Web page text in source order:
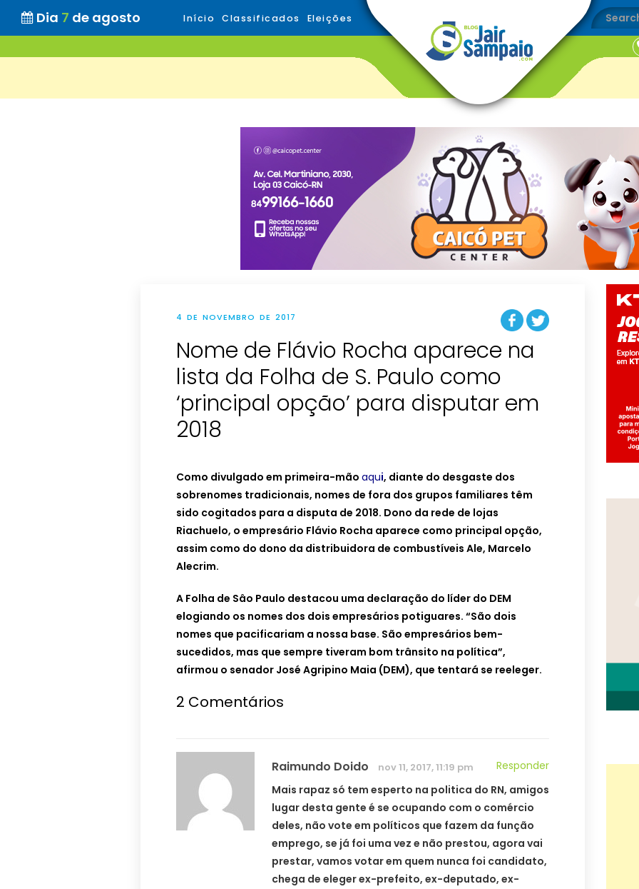
Dia 7 de agosto Início Classificados Eleições
4 DE NOVEMBRO DE 2017
Nome de Flávio Rocha aparece na
lista da Folha de S. Paulo como
‘principal opção’ para disputar em
2018
Como divulgado em primeira-mão aqui, diante do desgaste dos
sobrenomes tradicionais, nomes de fora dos grupos familiares têm
sido cogitados para a disputa de 2018. Dono da rede de lojas
Riachuelo, o empresário Flávio Rocha aparece como principal opção,
assim como do dono da distribuidora de combustíveis Ale, Marcelo
Alecrim.
A Folha de Sâo Paulo destacou uma declaração do líder do DEM
elogiando os nomes dos dois empresários potiguares. “São dois
nomes que pacificariam a nossa base. São empresários bem-
sucedidos, mas que sempre tiveram bom trânsito na política”,
afirmou o senador José Agripino Maia (DEM), que tentará se reeleger.
2 Comentários
Raimundo Doido nov 11, 2017, 11:19 pm
Responder
Mais rapaz só tem esperto na politica do RN, amigos
lugar desta gente é se ocupando com o comércio
deles, não vote em políticos que fazem da função
emprego, se já foi uma vez e não prestou, agora vai
prestar, vamos votar em quem nunca foi candidato,
chega de eleger ex-prefeito, ex-deputado, ex-